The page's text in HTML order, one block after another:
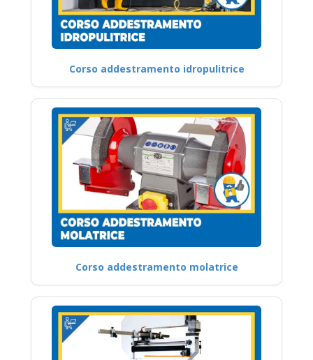
Corso addestramento idropulitrice
Corso addestramento molatrice